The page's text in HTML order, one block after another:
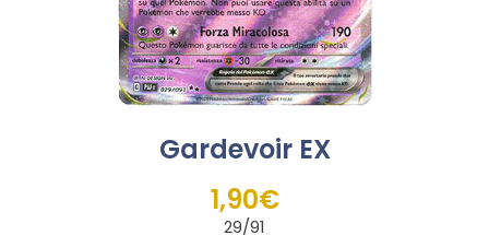
Gardevoir EX
1,90€
29/91